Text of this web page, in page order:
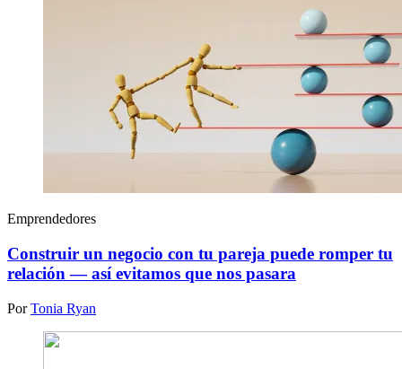
Emprendedores
Construir un negocio con tu pareja puede romper tu
relación — así evitamos que nos pasara
PorTonia Ryan